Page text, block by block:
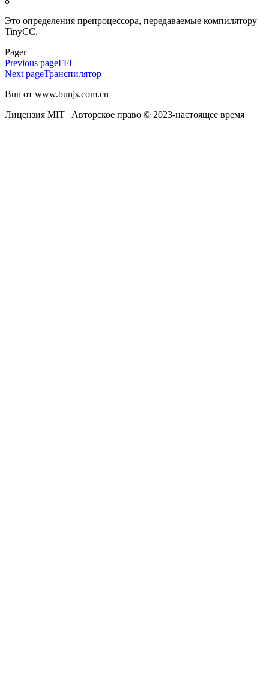
Это определения препроцессора, передаваемые компилятору
TinyCC.
Pager
Previous pageFFI
Next pageТранспилятор
Bun от www.bunjs.com.cn
Лицензия MIT | Авторское право © 2023-настоящее время